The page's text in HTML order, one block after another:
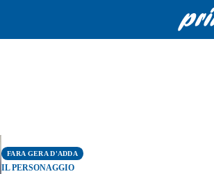
FARA GERA D'ADDA
IL PERSONAGGIO